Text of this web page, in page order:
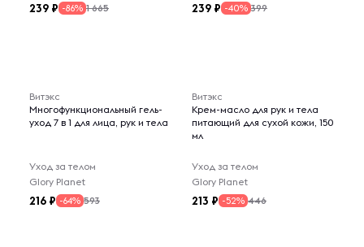
239 -86% 1 665 239 -40% 399
Витэкс
Многофункциональный гель-
уход 7 в 1 для лица, рук и тела
Уход за телом
Glory Planet
216 -64% 593
Витэкс
Крем-масло для рук и тела
питающий для сухой кожи, 150
мл
Уход за телом
Glory Planet
213 -52% 446